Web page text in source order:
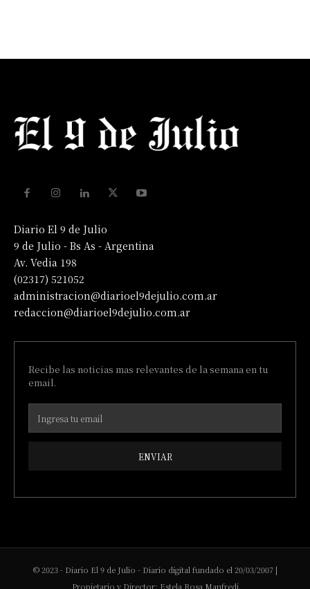
Diario El 9 de Julio
9 de Julio - Bs As - Argentina
Av. Vedia 198
(02317) 521052
administracion@diarioel9dejulio.com.ar
redaccion@diarioel9dejulio.com.ar
Recibe las noticias mas relevantes de la semana en tu
email.
ENVIAR
© 2023 - Diario El 9 de Julio - Diario digital fundado el 20/03/2007 |
Propietario y Director: Estela Rosa Manfredi